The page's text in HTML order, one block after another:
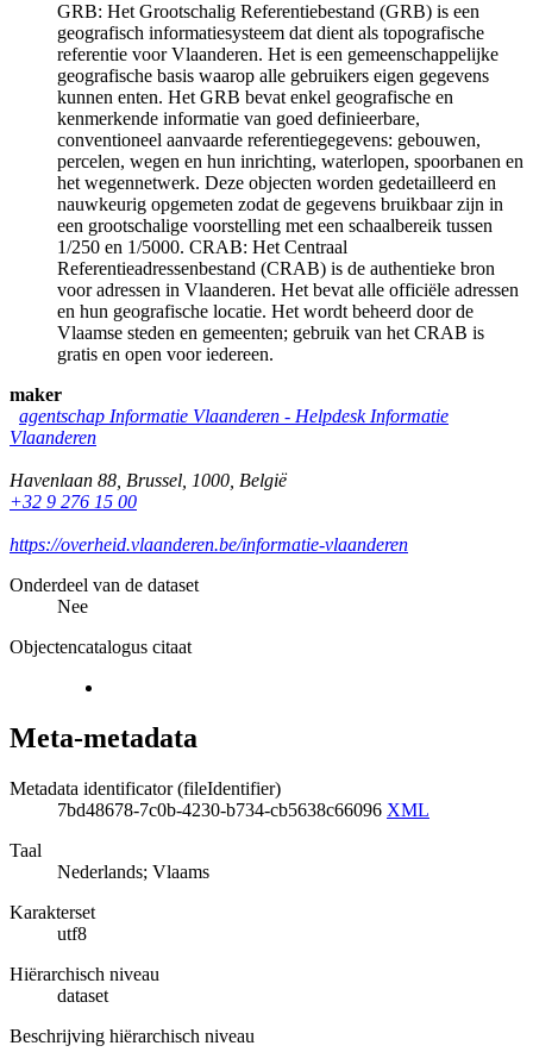
GRB: Het Grootschalig Referentiebestand (GRB) is een
geografisch informatiesysteem dat dient als topografische
referentie voor Vlaanderen. Het is een gemeenschappelijke
geografische basis waarop alle gebruikers eigen gegevens
kunnen enten. Het GRB bevat enkel geografische en
kenmerkende informatie van goed definieerbare,
conventioneel aanvaarde referentiegegevens: gebouwen,
percelen, wegen en hun inrichting, waterlopen, spoorbanen en
het wegennetwerk. Deze objecten worden gedetailleerd en
nauwkeurig opgemeten zodat de gegevens bruikbaar zijn in
een grootschalige voorstelling met een schaalbereik tussen
1/250 en 1/5000. CRAB: Het Centraal
Referentieadressenbestand (CRAB) is de authentieke bron
voor adressen in Vlaanderen. Het bevat alle officiële adressen
en hun geografische locatie. Het wordt beheerd door de
Vlaamse steden en gemeenten; gebruik van het CRAB is
gratis en open voor iedereen.
maker
agentschap Informatie Vlaanderen - Helpdesk Informatie
Vlaanderen
Havenlaan 88 Brussel 1000 België
+32 9 276 15 00
https://overheid.vlaanderen.be/informatie-vlaanderen
Onderdeel van de dataset
Nee
Objectencatalogus citaat
Meta-metadata
Metadata identificator (fileIdentifier)
7bd48678-7c0b-4230-b734-cb5638c66096 XML
Taal
Nederlands; Vlaams
Karakterset
utf8
Hiërarchisch niveau
dataset
Beschrijving hiërarchisch niveau